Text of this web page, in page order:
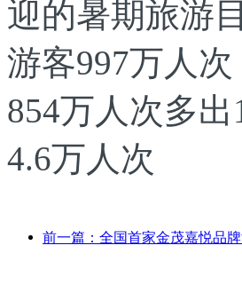
迎的暑期旅游
游客997万人
854万人次多
4.6万人次
前一篇：全国首家金茂嘉悦品